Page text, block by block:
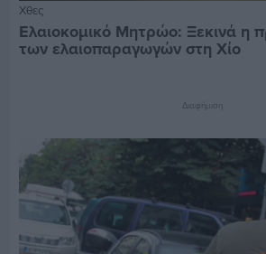
Χθες
Ελαιοκομικό Μητρώο: Ξεκινά η
των ελαιοπαραγωγών στη Χίο
Διαφήμιση